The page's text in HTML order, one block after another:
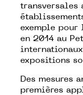
transversales
exemple pour
en 2014 au
expositions
Des mesures
premières